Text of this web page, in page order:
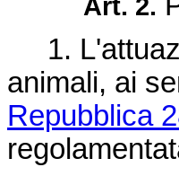
1.
animali, ai
Repubblica